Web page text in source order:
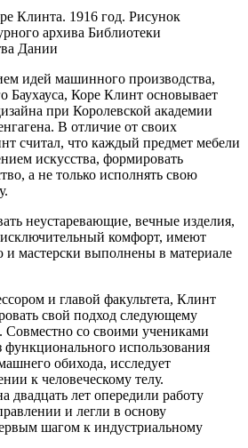
Клинта. 1916 год. Рисунок
архива Библиотеки
Дании
идей машинного производства,
Баухауса, Коре Клинт основывает
при Королевской академии
В отличие от своих
считал, что каждый предмет мебели
искусства, формировать
а не только исполнять свою
неустаревающие, вечные изделия,
комфорт, имеют
мастерски выполнены в материале
и главой факультета, Клинт
свой подход следующему
Совместно со своими учениками
использования
обихода, исследует
к человеческому телу.
двадцать лет опередили работу
и легли в основу
шагом к индустриальному